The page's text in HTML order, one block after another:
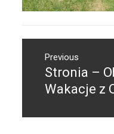
wpisuPrevious
Previous
post:
Stronia –
Wakacje z